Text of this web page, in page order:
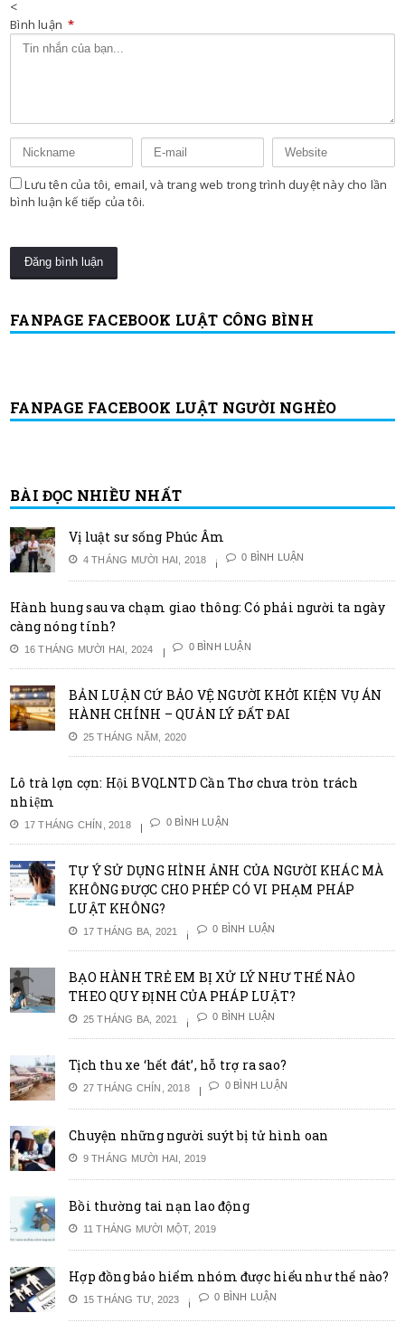
<
Bình luận *
Lưu tên của tôi, email, và trang web trong trình duyệt này cho lần
bình luận kế tiếp của tôi.
FANPAGE FACEBOOK LUẬT CÔNG BÌNH
FANPAGE FACEBOOK LUẬT NGƯỜI NGHÈO
BÀI ĐỌC NHIỀU NHẤT
Vị luật sư sống Phúc Âm
4 THÁNG MƯỜI HAI, 2018 0 BÌNH LUẬN
Hành hung sau va chạm giao thông: Có phải người ta ngày
càng nóng tính?
16 THÁNG MƯỜI HAI, 2024 0 BÌNH LUẬN
BẢN LUẬN CỨ BẢO VỆ NGƯỜI KHỞI KIỆN VỤ ÁN
HÀNH CHÍNH – QUẢN LÝ ĐẤT ĐAI
25 THÁNG NĂM, 2020
Lô trà lợn cợn: Hội BVQLNTD Cần Thơ chưa tròn trách
nhiệm
17 THÁNG CHÍN, 2018 0 BÌNH LUẬN
TỰ Ý SỬ DỤNG HÌNH ẢNH CỦA NGƯỜI KHÁC MÀ
KHÔNG ĐƯỢC CHO PHÉP CÓ VI PHẠM PHÁP
LUẬT KHÔNG?
17 THÁNG BA, 2021 0 BÌNH LUẬN
BẠO HÀNH TRẺ EM BỊ XỬ LÝ NHƯ THẾ NÀO
THEO QUY ĐỊNH CỦA PHÁP LUẬT?
25 THÁNG BA, 2021 0 BÌNH LUẬN
Tịch thu xe ‘hết đát’, hỗ trợ ra sao?
27 THÁNG CHÍN, 2018 0 BÌNH LUẬN
Chuyện những người suýt bị tử hình oan
9 THÁNG MƯỜI HAI, 2019
Bồi thường tai nạn lao động
11 THÁNG MƯỜI MỘT, 2019
Hợp đồng bảo hiểm nhóm được hiểu như thế nào?
15 THÁNG TƯ, 2023 0 BÌNH LUẬN